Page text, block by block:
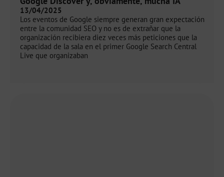
13/04/2025
Los eventos de Google siempre generan gran expectación
entre la comunidad SEO y no es de extrañar que la
organización recibiera diez veces más peticiones que la
capacidad de la sala en el primer Google Search Central
Live que organizaban